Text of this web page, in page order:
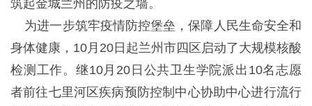
筑起金城兰州的防疫之墙。
为进一步筑牢疫情防控堡垒，保障人民生命安全和
身体健康，10月20日起兰州市四区启动了大规模核酸
检测工作。继10月20日公共卫生学院派出10名志愿
者前往七里河区疾病预防控制中心协助中心进行流行